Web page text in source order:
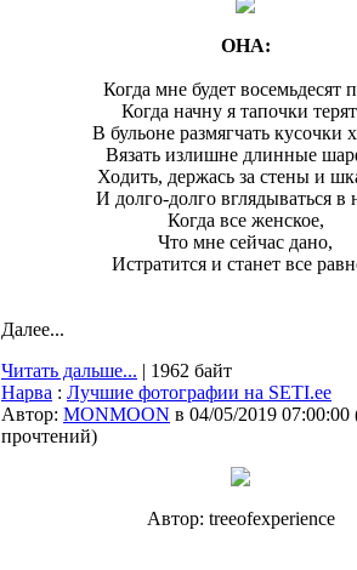
ОНА:
Когда мне будет восемьдесят
Когда начну я тапочки
В бульоне размягчать кусочки
Вязать излишне длинные
Ходить, держась за стены и
И долго-долго вглядываться в
Когда все женское,
Что мне сейчас дано,
Истратится и станет все
Далее...
Читать дальше... | 1962 байт
Нарва : Лучшие фотографии на SETI.ee
Автор: MONMOON в 04/05/2019 07:00:00
прочтений)
Автор: treeofexperience